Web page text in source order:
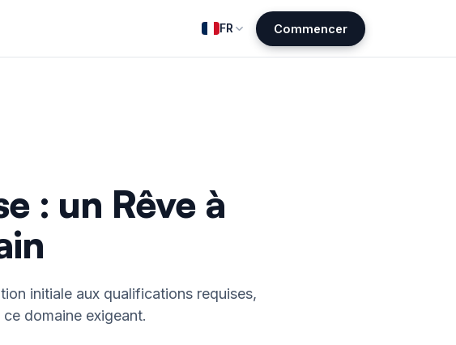
FR Commencer
: un Rêve à
initiale aux qualifications requises,
domaine exigeant.